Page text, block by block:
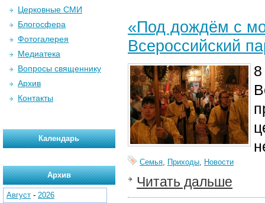
«Под дождём с
Всероссийский
Семья, Приходы, Новости
Читать дальше
Церковные СМИ
Блогосфера
Фотогалерея
Медиатека
Вопросы священнику
Архив
Контакты
Календарь
Архив
Август - 2026